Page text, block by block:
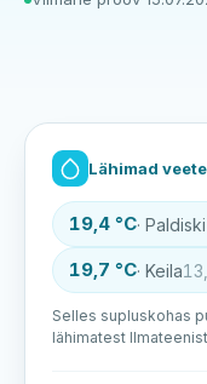
Lähimad
19,4 °C·
19,7 °C· Keila
Selles supluskohas
lähimatest